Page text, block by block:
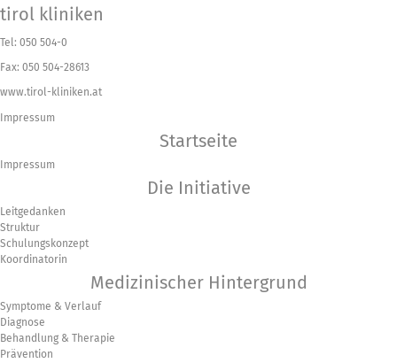
tirol kliniken
Tel: 050 504-0
Fax: 050 504-28613
www.tirol-kliniken.at
Impressum
Startseite
Impressum
Die Initiative
Leitgedanken
Struktur
Schulungskonzept
Koordinatorin
Medizinischer Hintergrund
Symptome & Verlauf
Diagnose
Behandlung & Therapie
Prävention